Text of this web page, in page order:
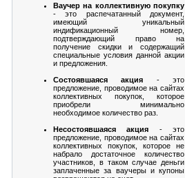
Ваучер на коллективную покупку
- это распечатанный документ,
имеющий уникальный
индификационный номер,
подтверждающий право на
получение скидки и содержащий
специальные условия данной акции
и предложения.
Состоявшаяся акция - это
предложение, проводимое на сайтах
коллективных покупок, которое
приобрели минимально
необходимое количество раз.
Несостоявшаяся акция - это
предложение, проводимое на сайтах
коллективных покупок, которое не
набрало достаточное количество
участников, в таком случае деньги
заплаченные за ваучеры и купоны